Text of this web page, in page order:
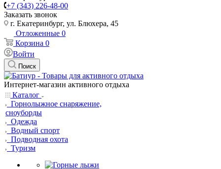
+7 (343) 226-48-00
Заказать звонок
г. Екатеринбург, ул. Блюхера, 45
Отложенные 0
Корзина 0
Войти
Поиск
Интернет-магазин активного отдыха
Каталог
Горнолыжное снаряжение,
сноуборды
Одежда
Водный спорт
Подводная охота
Туризм